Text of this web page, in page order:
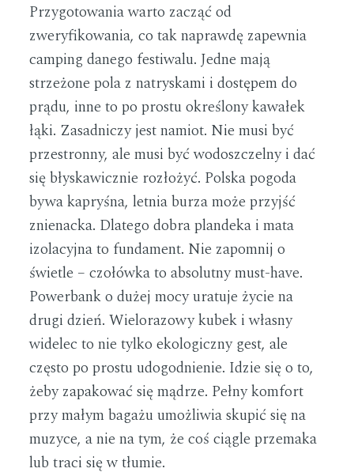
Przygotowania warto zacząć od
zweryfikowania, co tak naprawdę zapewnia
camping danego festiwalu. Jedne mają
strzeżone pola z natryskami i dostępem do
prądu, inne to po prostu określony kawałek
łąki. Zasadniczy jest namiot. Nie musi być
przestronny, ale musi być wodoszczelny i dać
się błyskawicznie rozłożyć. Polska pogoda
bywa kapryśna, letnia burza może przyjść
znienacka. Dlatego dobra plandeka i mata
izolacyjna to fundament. Nie zapomnij o
świetle – czołówka to absolutny must-have.
Powerbank o dużej mocy uratuje życie na
drugi dzień. Wielorazowy kubek i własny
widelec to nie tylko ekologiczny gest, ale
często po prostu udogodnienie. Idzie się o to,
żeby zapakować się mądrze. Pełny komfort
przy małym bagażu umożliwia skupić się na
muzyce, a nie na tym, że coś ciągle przemaka
lub traci się w tłumie.